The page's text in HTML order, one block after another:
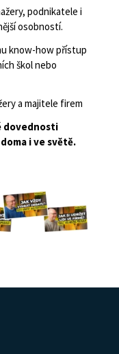
podnikatele i
osobností.
know-how přístup
škol nebo
a majitele firem
dovednosti
i ve světě.